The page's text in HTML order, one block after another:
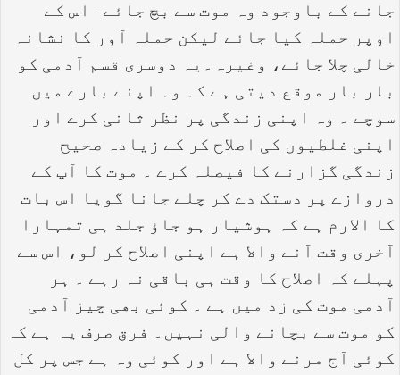
جانے کے باوجود وہ موت سے بچ جائے - اس کے
اوپر حملہ کیا جائے لیکن حملہ آور کا نشانہ
خالی چلا جائے، وغیرہ۔یہ دوسری قسم آدمی کو
بار بار موقع دیتی ہے کہ وہ اپنے بارے میں
سوچے ۔ وہ اپنی زندگی پر نظر ثانی کرے اور
اپنی غلطیوں کی اصلاح کر کے زیادہ صحیح
زندگی گزارنے کا فیصلہ کرے ۔ موت کا آپ کے
دروازے پر دستک دے کر چلے جانا گویا اس بات
کا الارم ہے کہ ہوشیار ہو جاؤ جلد ہی تمہارا
آخری وقت آنے والا ہے اپنی اصلاح کر لو، اس سے
پہلے کہ اصلاح کا وقت ہی باقی نہ رہے ۔ ہر
آدمی موت کی زد میں ہے ۔ کوئی بھی چیز آدمی
کو موت سے بچانے والی نہیں۔ فرق صرف یہ ہے کہ
کوئی آج مرنے والا ہے اور کوئی وہ ہے جس پر کل